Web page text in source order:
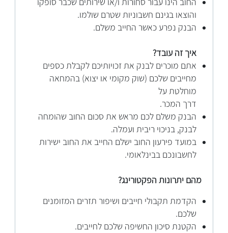
והוצאו בגינם חשבוניות שטרם שולמו.
הבנק נפרע כאשר החייב משלם.
איך זה עובד?
אתם מוכרים לבנק את זכויותיכם לקבלת כספים
מחייבים שלכם (שוק מקומי או יצוא) בהמחאה
מוחלטת על
דרך המכר.
הבנק משלם לכם מראש את סכום החוב שהומחה
לבנק, בניכוי ריבית ועמלה.
במועד פירעון החוב ישלם החייב את החוב ישירות
לחשבונכם בבינלאומי.
מהם יתרונות הפקטורינג?
הקדמת תקבולי חייבים ושיפור תזרים המזומנים
שלכם.
הקטנת סיכון החשיפה שלכם לחייבים.